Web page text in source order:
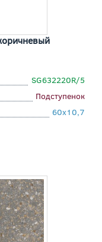
SG632220R/5
Подступенок
60x10,7